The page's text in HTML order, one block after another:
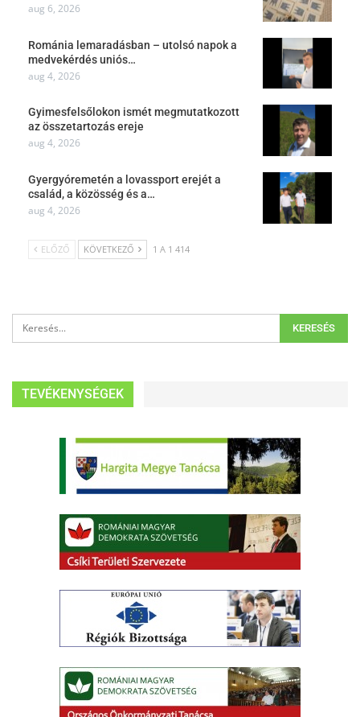
aug 6, 2026
Románia lemaradásban – utolsó napok a
medvekérdés uniós…
aug 4, 2026
Gyimesfelsőlokon ismét megmutatkozott
az összetartozás ereje
aug 4, 2026
Gyergyóremetén a lovassport erejét a
család, a közösség és a…
aug 4, 2026
ELŐZŐ KÖVETKEZŐ 1 A 1 414
TEVÉKENYSÉGEK